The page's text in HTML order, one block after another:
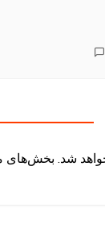
شد. بخش‌های